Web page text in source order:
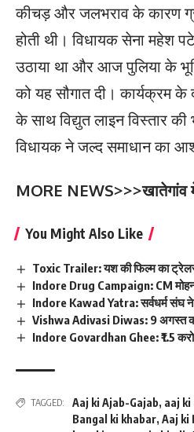
कीचड़ और जलभराव के कारण
होती थी। विधायक सेना महेश
उठाया था और आज पुलिया के
को यह सौगात दी। कार्यक्रम के
के साथ विद्युत लाइन विस्तार
विधायक ने जल्द समाधान का
MORE NEWS>>>खातेगांव
You Might Also Like
Toxic Trailer: यश की फिल्म का
Indore Drug Campaign: CM मोहन
Indore Kawad Yatra: सर्वधर्म संघ ने
Vishwa Adivasi Diwas: 9 अगस्त को
Indore Govardhan Ghee: ₹1.5
TAGGED: Aaj ki Ajab-Gajab, aaj ki
Bangal ki khabar, Aaj ki